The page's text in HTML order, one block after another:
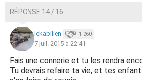
RÉPONSE 14 / 16
lekabilien 1 260
7 juil. 2015 à 22:41
Fais une connerie et tu les rendra
Tu devrais refaire ta vie, et tes